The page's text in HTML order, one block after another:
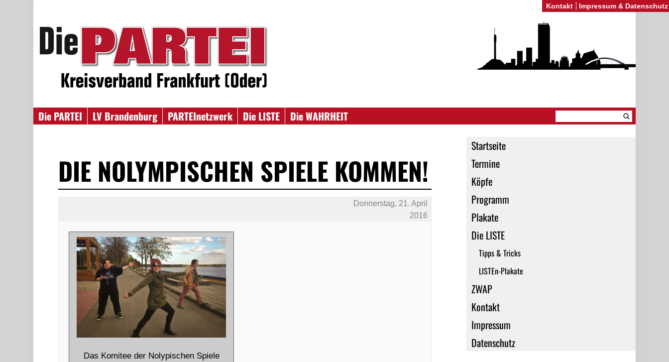
Die PARTEI LV Brandenburg PARTEInetzwerk Die LISTE
Die WAHRHEIT
Startseite
Termine
Köpfe
Programm
Plakate
Die LISTE
Tipps & Tricks
LISTEn-Plakate
ZWAP
Kontakt
Impressum
Datenschutz
DIE NOLYMPISCHEN SPIELE KOMMEN!
Donnerstag, 21. April
2016
Das Komitee der Nolypischen Spiele
Kontakt Impressum & Datenschutz